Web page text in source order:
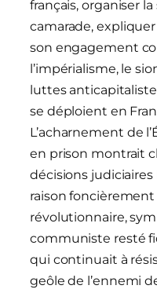
français, organiser
camarade,
son engagement
l’impérialisme, le
luttes
se déploient en
L’acharnement de
en prison montrait
décisions
raison
révolutionnaire,
communiste resté
qui continuait à
geôle de l’ennemi